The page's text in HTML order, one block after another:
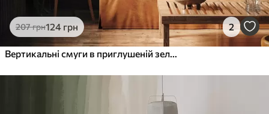
207грн124 грн 2
Вертикальні смуги в приглушеній зеленій і бежевій палітрі